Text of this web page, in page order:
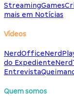
StreamingGames
mais em Notícias
Vídeos
NerdOffice
do Expediente
Entrevista
Quem somos